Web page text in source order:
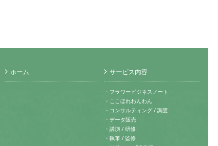
ホーム サービス内容
・フラワービジネスノート
・ここほれわんわん
・コンサルティング / 調査
・データ販売
・講演 / 研修
・執筆 / 監修